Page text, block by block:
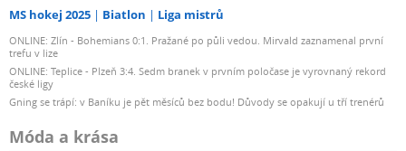
MS hokej 2025 Biatlon Liga mistrů
ONLINE: Zlín - Bohemians 0:1. Pražané po půli vedou. Mirvald zaznamenal první
trefu v lize
ONLINE: Teplice - Plzeň 3:4. Sedm branek v prvním poločase je vyrovnaný rekord
české ligy
Gning se trápí: v Baníku je pět měsíců bez bodu! Důvody se opakují u tří trenérů
Móda a krása